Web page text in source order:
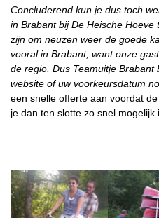
Concluderend kun je dus toch
in Brabant bij De Heische
zijn om neuzen weer de goede
vooral in Brabant, want onze
de regio. Dus Teamuitje Brabant
website of uw voorkeursdatum
een snelle offerte aan voordat
je dan ten slotte zo snel mogelijk